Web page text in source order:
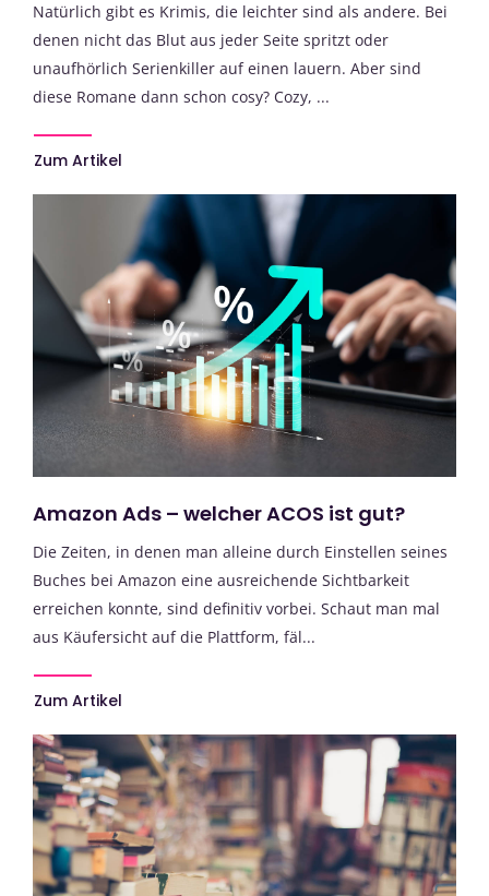
Natürlich gibt es Krimis, die leichter sind als andere. Bei
denen nicht das Blut aus jeder Seite spritzt oder
unaufhörlich Serienkiller auf einen lauern. Aber sind
diese Romane dann schon cosy? Cozy, ...
Zum Artikel
Amazon Ads – welcher ACOS ist gut?
Die Zeiten, in denen man alleine durch Einstellen seines
Buches bei Amazon eine ausreichende Sichtbarkeit
erreichen konnte, sind definitiv vorbei. Schaut man mal
aus Käufersicht auf die Plattform, fäl...
Zum Artikel